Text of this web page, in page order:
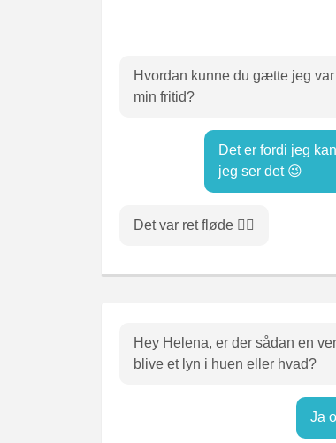
Hvordan kunne du gætte jeg
min fritid?
Det er fordi jeg
jeg ser det 😉
Det var ret fløde 🤷‍♂️
Hey Helena, er der sådan en
blive et lyn i huen eller hvad?
Ja